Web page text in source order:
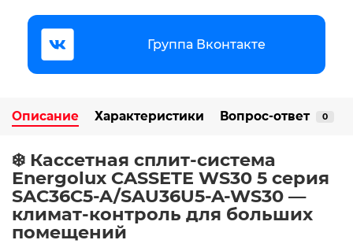
Группа Вконтакте
Описание Характеристики Вопрос-ответ 0
❄️ Кассетная сплит-система
Energolux CASSETE WS30 5 серия
SAC36C5-A/SAU36U5-A-WS30 —
климат-контроль для больших
помещений